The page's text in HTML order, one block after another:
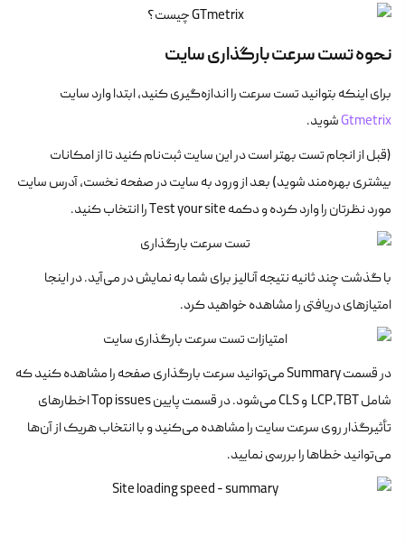
نحوه تست سرعت بارگذاری سایت
برای اینکه بتوانید تست سرعت را اندازه‌گیری کنید، ابتدا وارد سایت
Gtmetrixشوید.
(قبل از انجام تست بهتر است در این سایت ثبت‌نام کنید تا از امکانات
بیشتری بهره‌مند شوید) بعد از ورود به سایت در صفحه نخست، آدرس سایت
مورد نظرتان را وارد کرده و دکمه Test your site را انتخاب کنید.
با گذشت چند ثانیه نتیجه آنالیز برای شما به نمایش در می‌آید. در اینجا
امتیازهای دریافتی را مشاهده خواهید کرد.
در قسمت Summary می‌توانید سرعت بارگذاری صفحه را مشاهده کنید که
شامل LCP،TBT و CLS می‌شود. در قسمت پایین Top issues اخطارهای
تأثیرگذار روی سرعت سایت را مشاهده می‌کنید و با انتخاب هریک از آن‌ها
می‌توانید خطاها را بررسی نمایید.